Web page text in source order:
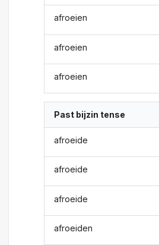
afroeien
afroeien
afroeien
Past bijzin tense
afroeide
afroeide
afroeide
afroeiden